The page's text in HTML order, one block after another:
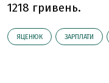
1218 гривень.
ЯЦЕНЮК ЗАРПЛАТИ